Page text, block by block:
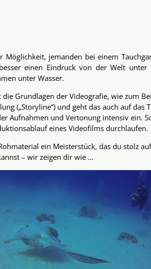
Möglichkeit, jemanden bei einem
einen Eindruck von der Welt unter
unter Wasser.
Grundlagen der Videografie, wie zum
(„Storyline“) und geht das auch auf das
Aufnahmen und Vertonung intensiv ein.
eines Videofilms durchlaufen.
ein Meisterstück, das du stolz
– wir zeigen dir wie …